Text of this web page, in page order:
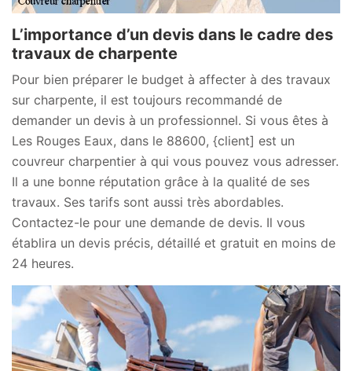
L’importance d’un devis dans le cadre des
travaux de charpente
Pour bien préparer le budget à affecter à des travaux
sur charpente, il est toujours recommandé de
demander un devis à un professionnel. Si vous êtes à
Les Rouges Eaux, dans le 88600, {client] est un
couvreur charpentier à qui vous pouvez vous adresser.
Il a une bonne réputation grâce à la qualité de ses
travaux. Ses tarifs sont aussi très abordables.
Contactez-le pour une demande de devis. Il vous
établira un devis précis, détaillé et gratuit en moins de
24 heures.